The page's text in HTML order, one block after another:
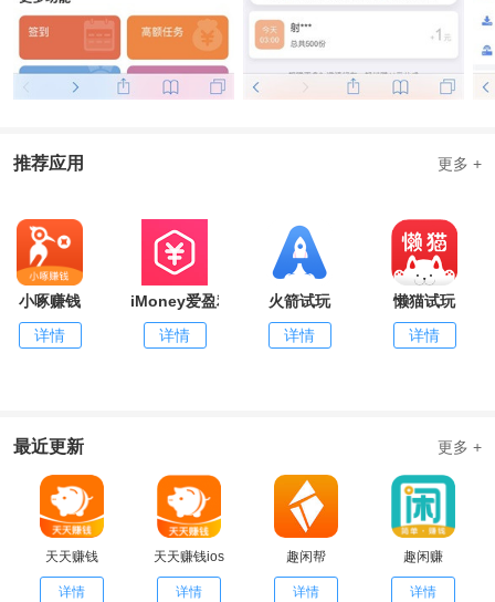
推荐应用 更多 +
小啄赚钱
详情
iMoney爱盈利
详情
火箭试玩
详情
懒猫试玩
详情
最近更新 更多 +
天天赚钱
详情
天天赚钱ios
详情
趣闲帮
详情
趣闲赚
详情